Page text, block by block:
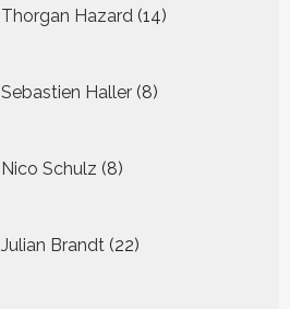
Thorgan Hazard 14
producten
Sebastien Haller 8
producten
Nico Schulz 8
producten
Julian Brandt 22
producten